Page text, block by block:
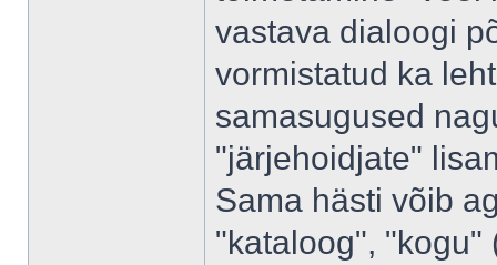
vastava dialoogi
vormistatud ka
samasugused
"järjehoidjate"
Sama hästi võib
"kataloog", "kogu"